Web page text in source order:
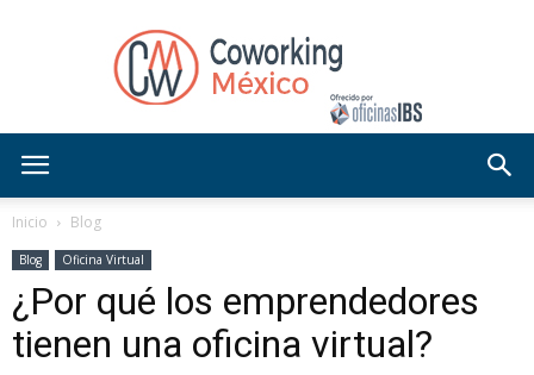
OficinasIBS
Inicio Blog
Blog Oficina Virtual
¿Por qué los emprendedores
tienen una oficina virtual?